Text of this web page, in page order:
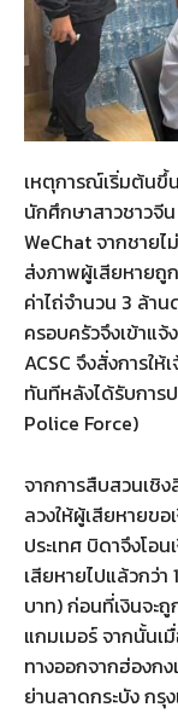
เหตุการณ์เริ่มต้นขึ้
นักศึกษาสาวชาวจี
WeChat จากชาย
ส่งภาพผู้เสียหายถู
ค่าไถ่จำนวน 3 ล้า
ครอบครัวจึงเข้าแ
ACSC จึงสั่งการใ
ทันทีหลังได้รับการ
Police Force)
จากการสืบสวนเชิ
ลวงให้ผู้เสียหายข
ประเทศ บิดาจึงโอ
เสียหายไปแล้วกว่
บาท) ก่อนที่เงินจะ
แกมเมอร์ จากนั้นเ
ทางออกจากฮ่องก
ย่านลาดกระบัง กรุ